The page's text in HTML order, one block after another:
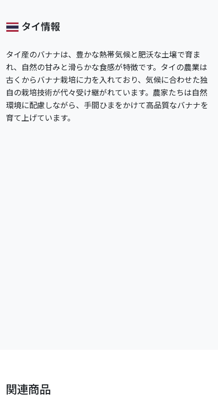
タイ情報
タイ産のバナナは、豊かな熱帯気候と肥沃な土壌で育ま
れ、自然の甘みと滑らかな食感が特徴です。タイの農業は
古くからバナナ栽培に力を入れており、気候に合わせた独
自の栽培技術が代々受け継がれています。農家たちは自然
環境に配慮しながら、手間ひまをかけて高品質なバナナを
育て上げています。
関連商品